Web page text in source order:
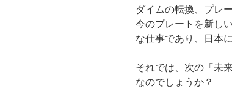
ダイムの転換、プレ
今のプレートを新し
な仕事であり、日本
それでは、次の「未
なのでしょうか？